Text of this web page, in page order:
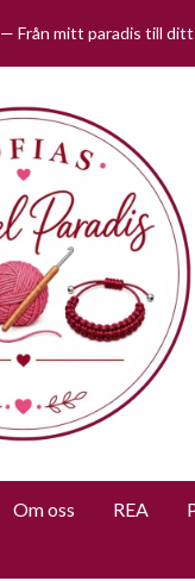
Från mitt paradis till
Om oss REA